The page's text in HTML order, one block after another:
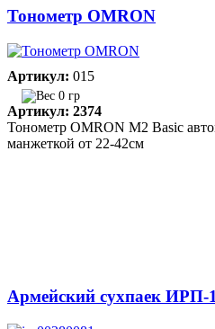
Тонометр ОMRON
Артикул: 015
0 гр
Артикул: 2374
Тонометр ОMRON M2 Basic
манжеткой от 22-42см
Армейский сухпаек ИРП-